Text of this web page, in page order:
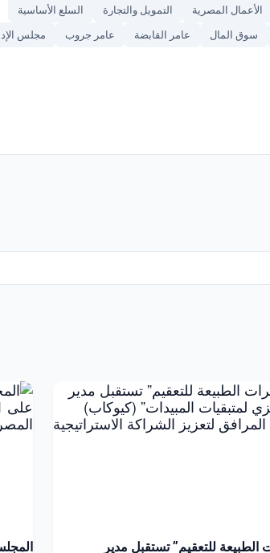
الأعمال المصرية التمويل والتجارة
السلع الأساسية
سوق المال عامر القابضة عامر جروب
مجلس
للتعقيم” تستقبل مدير